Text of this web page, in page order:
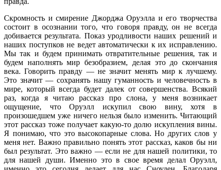
Скромность и смирение Джорджа Оруэлла и его творчества
состоит в осознании того, что говоря правду, он не всегда
добивается результата. Показ уродливости наших решений и
наших поступков не ведет автоматически к их исправлению.
Мы так и будем принимать отвратительные решения, так и
будем наполнять мир безобразием, делая это до скончания
века. Говорить правду — не значит менять мир к лучшему.
Это значит — сохранять нашу гуманность и человечность в
мире, который всегда будет далек от совершенства. Всякий
раз, когда я читаю рассказ про слона, у меня возникает
ощущение, что Оруэлл искупил свою вину, хотя в
произошедшем уже ничего нельзя было изменить. Читающий
этот рассказ тоже получает какую-то долю искупления вины.
Я понимаю, что это высокопарные слова. Но других слов у
меня нет. Важно правильно понять этот рассказ, каков бы ни
был результат. Это важно — если не для нашей политики, то
для нашей души. Именно это в свое время делал Оруэлл,